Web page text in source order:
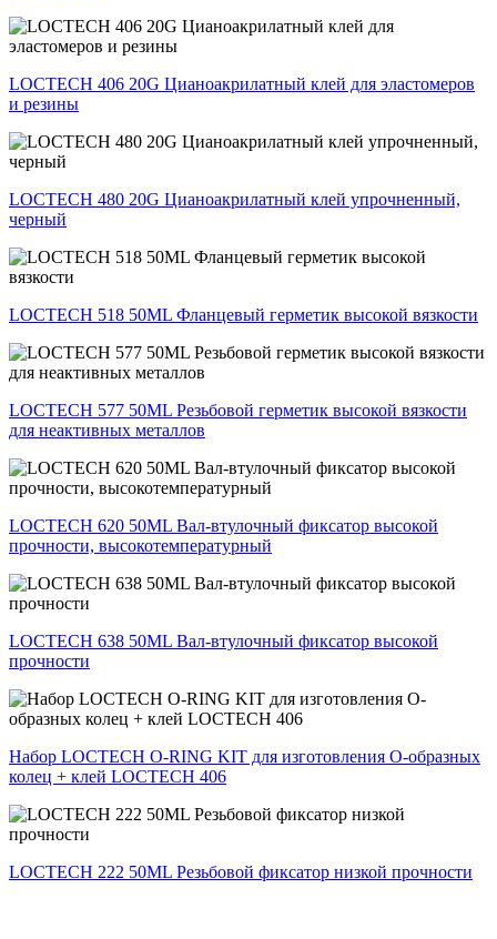
LOCTECH 406 20G Цианоакрилатный клей для эластомеров
и резины
LOCTECH 480 20G Цианоакрилатный клей упрочненный,
черный
LOCTECH 518 50ML Фланцевый герметик высокой вязкости
LOCTECH 577 50ML Резьбовой герметик высокой вязкости
для неактивных металлов
LOCTECH 620 50ML Вал-втулочный фиксатор высокой
прочности, высокотемпературный
LOCTECH 638 50ML Вал-втулочный фиксатор высокой
прочности
Набор LOCTECH O-RING KIT для изготовления О-образных
колец + клей LOCTECH 406
LOCTECH 222 50ML Резьбовой фиксатор низкой прочности